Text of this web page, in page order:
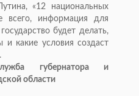
«12 национальных
всего, информация для
будет делать,
и какие условия создаст
губернатора и
области